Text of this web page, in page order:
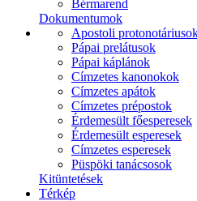
Bérmarend
Dokumentumok
Apostoli
Pápai prelátusok
Pápai káplánok
Címzetes kanonokok
Címzetes apátok
Címzetes prépostok
Érdemesült főesperesek
Érdemesült esperesek
Címzetes esperesek
Püspöki tanácsosok
Kitüntetések
Térkép